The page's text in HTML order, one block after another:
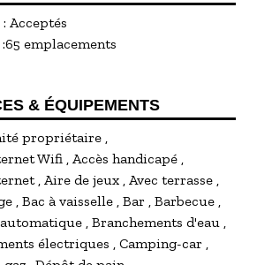
Acceptés
65 emplacements
& ÉQUIPEMENTS
propriétaire
Wifi Accès handicapé
Aire de jeux Avec terrasse
Bac à vaisselle Bar Barbecue
Branchements d'eau
électriques
Camping-car